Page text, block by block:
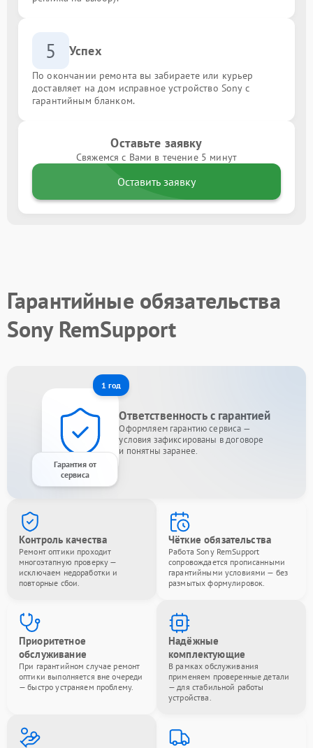
5 Успех
По окончании ремонта вы забираете или курьер
доставляет на дом исправное устройство Sony с
гарантийным бланком.
Оставьте заявку
Свяжемся с Вами в течение 5 минут
Оставить заявку
Гарантийные обязательства
Sony RemSupport
1 год
Гарантия от
сервиса
Ответственность с гарантией
Оформляем гарантию сервиса —
условия зафиксированы в договоре
и понятны заранее.
Контроль качества
Ремонт оптики проходит
многоэтапную проверку —
исключаем недоработки и
повторные сбои.
Чёткие обязательства
Работа Sony RemSupport
сопровождается прописанными
гарантийными условиями — без
размытых формулировок.
Приоритетное
обслуживание
При гарантийном случае ремонт
оптики выполняется вне очереди
— быстро устраняем проблему.
Надёжные
комплектующие
В рамках обслуживания
применяем проверенные детали
— для стабильной работы
устройства.